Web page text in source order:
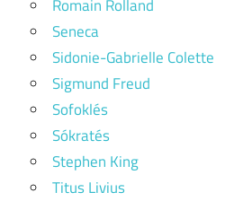
Romain Rolland
Seneca
Sidonie-Gabrielle Colette
Sigmund Freud
Sofoklés
Sókratés
Stephen King
Titus Livius